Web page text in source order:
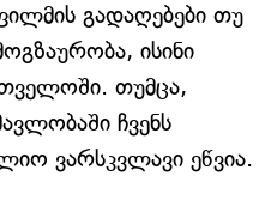
გადაღებები თუ
ისინი
თუმცა,
ჩვენს
ვარსკვლავი ეწვია.